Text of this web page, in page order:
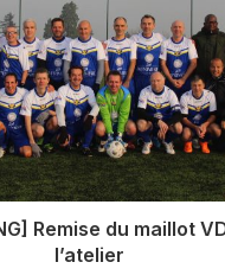
Remise du maillot
l’atelier